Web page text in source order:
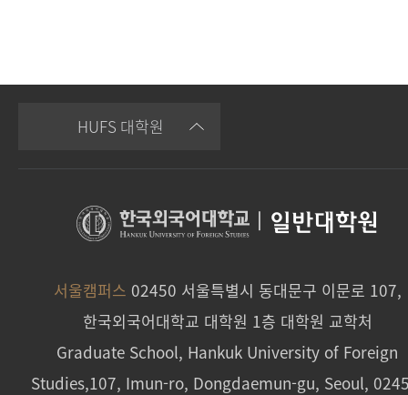
HUFS 대학원
일반대학원
서울캠퍼스 02450 서울특별시 동대문구 이문로 107,
한국외국어대학교 대학원 1층 대학원 교학처
Graduate School, Hankuk University of Foreign
Studies,107, Imun-ro, Dongdaemun-gu, Seoul,